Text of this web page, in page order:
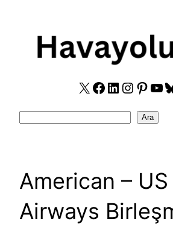
X Facebook
LinkedIn
Ara
American – US
Airways